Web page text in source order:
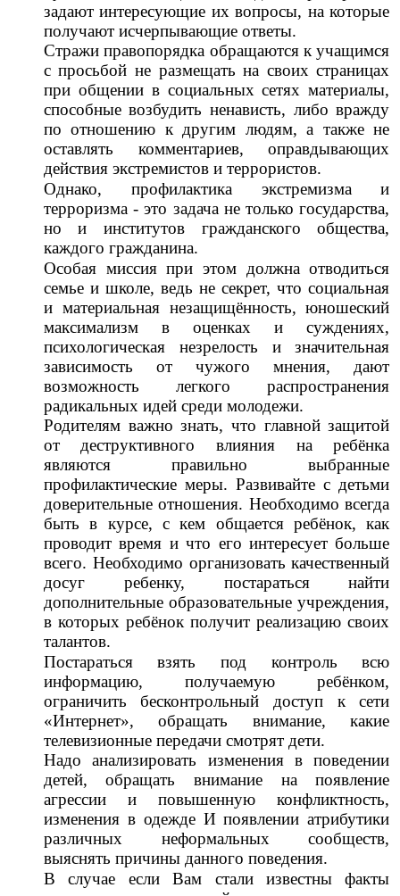
задают интересующие их вопросы, на которые
получают исчерпывающие ответы.
Стражи правопорядка обращаются к учащимся
с просьбой не размещать на своих страницах
при общении в социальных сетях материалы,
способные возбудить ненависть, либо вражду
по отношению к другим людям, а также не
оставлять комментариев, оправдывающих
действия экстремистов и террористов.
Однако, профилактика экстремизма и
терроризма - это задача не только государства,
но и институтов гражданского общества,
каждого гражданина.
Особая миссия при этом должна отводиться
семье и школе, ведь не секрет, что социальная
и материальная незащищённость, юношеский
максимализм в оценках и суждениях,
психологическая незрелость и значительная
зависимость от чужого мнения, дают
возможность легкого распространения
радикальных идей среди молодежи.
Родителям важно знать, что главной защитой
от деструктивного влияния на ребёнка
являются правильно выбранные
профилактические меры. Развивайте с детьми
доверительные отношения. Необходимо всегда
быть в курсе, с кем общается ребёнок, как
проводит время и что его интересует больше
всего. Необходимо организовать качественный
досуг ребенку, постараться найти
дополнительные образовательные учреждения,
в которых ребёнок получит реализацию своих
талантов.
Постараться взять под контроль всю
информацию, получаемую ребёнком,
ограничить бесконтрольный доступ к сети
«Интернет», обращать внимание, какие
телевизионные передачи смотрят дети.
Надо анализировать изменения в поведении
детей, обращать внимание на появление
агрессии и повышенную конфликтность,
изменения в одежде И появлении атрибутики
различных неформальных сообществ,
выяснять причины данного поведения.
В случае если Вам стали известны факты